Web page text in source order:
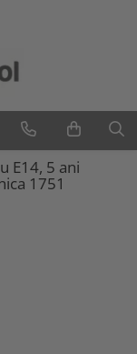
E14, 5 ani
1751